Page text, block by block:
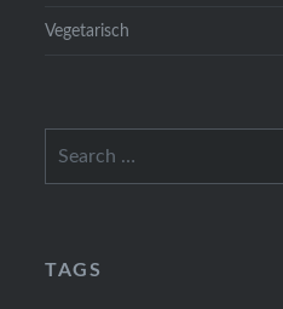
Vegetarisch
TAGS